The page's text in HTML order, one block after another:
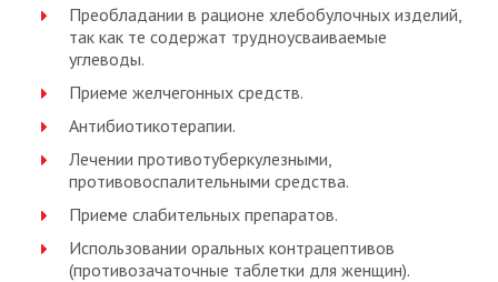
Преобладании в рационе хлебобулочных изделий,
так как те содержат трудноусваиваемые
углеводы.
Приеме желчегонных средств.
Антибиотикотерапии.
Лечении противотуберкулезными,
противовоспалительными средства.
Приеме слабительных препаратов.
Использовании оральных контрацептивов
(противозачаточные таблетки для женщин).